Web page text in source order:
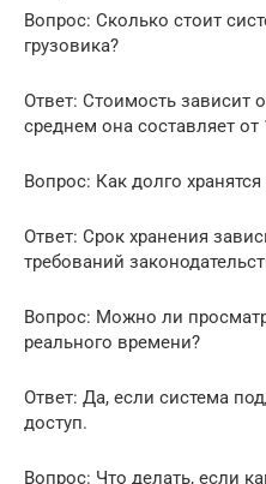
Вопрос: Сколько стоит
грузовика?
Ответ: Стоимость зависит
среднем она составляет от
Вопрос: Как долго
Ответ: Срок хранения
требований
Вопрос: Можно ли
реального времени?
Ответ: Да, если система
доступ.
Вопрос: Что делать, если